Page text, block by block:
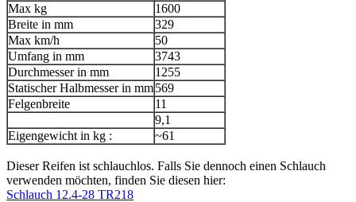
Max kg
1600
Breite in mm
329
Max km/h
50
Umfang in mm
3743
Durchmesser in mm
1255
Statischer Halbmesser in mm569
Felgenbreite
11
9,1
Eigengewicht in kg :
~61
Dieser Reifen ist schlauchlos. Falls Sie dennoch einen Schlauch
verwenden möchten, finden Sie diesen hier:
Schlauch 12.4-28 TR218